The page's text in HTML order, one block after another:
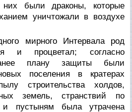
были драконы, которые
уничтожали в воздухе
мирного Интервала род
и процветал; согласно
плану защиты были
поселения в кратерах
строительства холдов,
земель, странствий по
пустыням была утрачена